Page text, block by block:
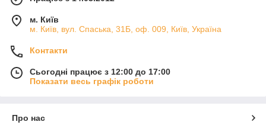
м. Київ
м. Київ, вул. Спаська, 31Б, оф. 009, Київ, Україна
Контакти
Сьогодні працює з 12:00 до 17:00
Показати весь графік роботи
Про нас